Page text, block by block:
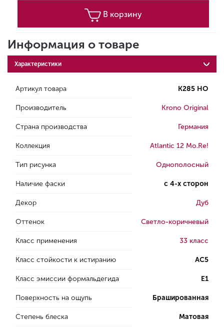
В корзину
Информация о товаре
Характеристики
Артикул товара К285 HO
Производитель Krono Original
Страна производства Германия
Коллекция Atlantic 12 Mo.Re!
Тип рисунка Однополосный
Наличие фаски с 4-х сторон
Декор Дуб
Оттенок Светло-коричневый
Класс применения 33 класс
Класс стойкости к истиранию AC5
Класс эмиссии формальдегида E1
Поверхность на ощупь Брашированная
Степень блеска Матовая